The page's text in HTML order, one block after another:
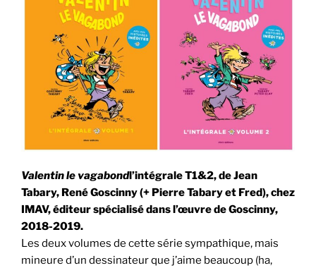
Valentin le vagabondl’intégrale T1&2, de Jean
Tabary, René Goscinny (+ Pierre Tabary et Fred), chez
IMAV, éditeur spécialisé dans l’œuvre de Goscinny,
2018-2019.
Les deux volumes de cette série sympathique, mais
mineure d’un dessinateur que j’aime beaucoup (ha,